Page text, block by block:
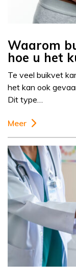
Waarom
hoe u het
Te veel buikvet
het kan ook
Dit type…
Meer